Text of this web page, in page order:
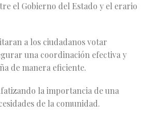
el Gobierno del Estado y el erario
a los ciudadanos votar
una coordinación efectiva y
de manera eficiente.
la importancia de una
de la comunidad.